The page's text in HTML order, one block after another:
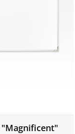
"Magnificent"